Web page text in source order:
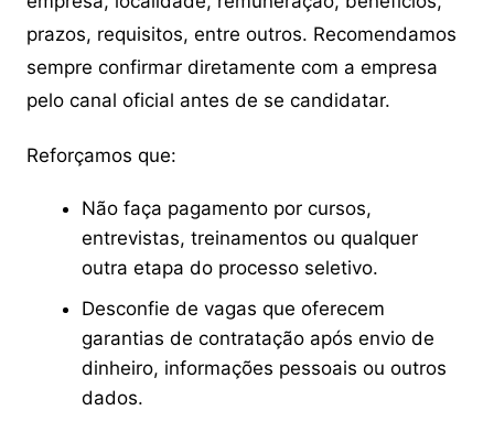
prazos, requisitos, entre outros. Recomendamos
sempre confirmar diretamente com a empresa
pelo canal oficial antes de se candidatar.
Reforçamos que:
Não faça pagamento por cursos,
entrevistas, treinamentos ou qualquer
outra etapa do processo seletivo.
Desconfie de vagas que oferecem
garantias de contratação após envio de
dinheiro, informações pessoais ou outros
dados.